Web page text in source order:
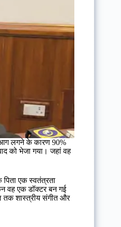
में आग लगने के कारण 90%
को भेजा गया। जहां वह
पिता एक स्वतंत्रता
वह एक डॉक्टर बन गई
तक शास्त्रीय संगीत और